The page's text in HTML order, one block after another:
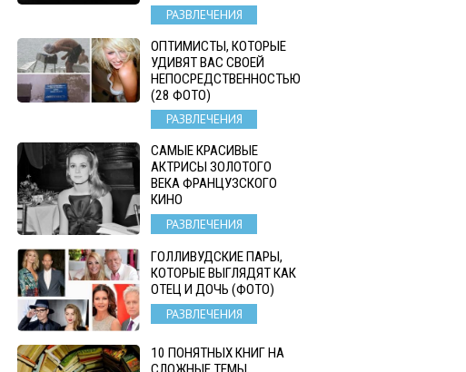
РАЗВЛЕЧЕНИЯ
ОПТИМИСТЫ, КОТОРЫЕ
УДИВЯТ ВАС СВОЕЙ
НЕПОСРЕДСТВЕННОСТЬЮ
(28 ФОТО)
РАЗВЛЕЧЕНИЯ
САМЫЕ КРАСИВЫЕ
АКТРИСЫ ЗОЛОТОГО
ВЕКА ФРАНЦУЗСКОГО
КИНО
РАЗВЛЕЧЕНИЯ
ГОЛЛИВУДСКИЕ ПАРЫ,
КОТОРЫЕ ВЫГЛЯДЯТ КАК
ОТЕЦ И ДОЧЬ (ФОТО)
РАЗВЛЕЧЕНИЯ
10 ПОНЯТНЫХ КНИГ НА